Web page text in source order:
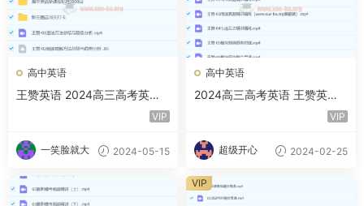
高中英语
王赞英语 2024高三高考英语
VIP
一笑脸就大 2024-05-15
高中英语
2024高三高考英语 王赞英语
VIP
超级开心 2024-02-25
VIP